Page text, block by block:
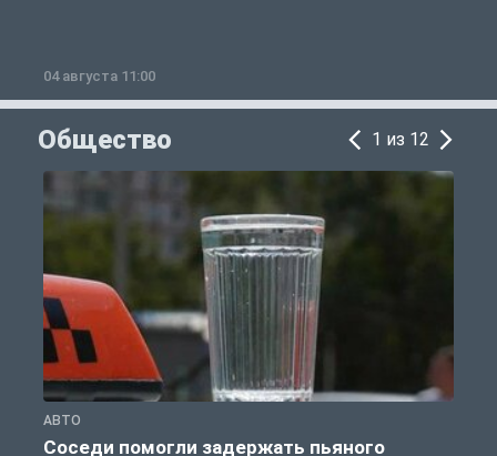
04 августа 11:00
Общество 1 из 12
АВТО
Соседи помогли задержать пьяного